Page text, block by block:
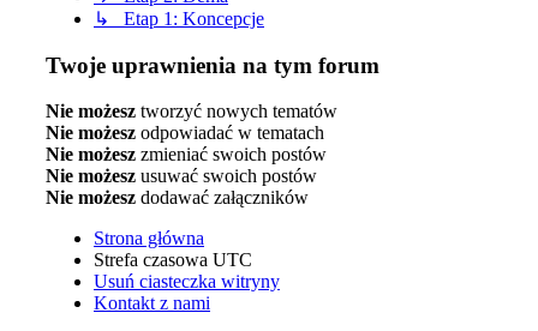
↳ Etap 1: Koncepcje
Twoje uprawnienia na tym forum
Nie możesz tworzyć nowych tematów
Nie możesz odpowiadać w tematach
Nie możesz zmieniać swoich postów
Nie możesz usuwać swoich postów
Nie możesz dodawać załączników
Strona główna
Strefa czasowa UTC
Usuń ciasteczka witryny
Kontakt z nami